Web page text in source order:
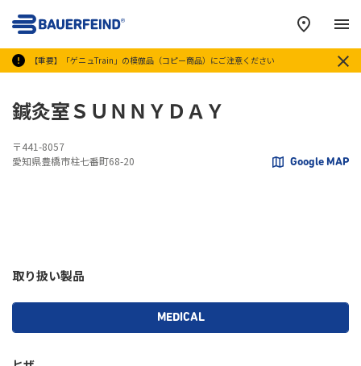
【重要】「ゲニュTrain」の模倣品（コピー商品）にご注意ください
メ
鍼灸室ＳＵＮＮＹＤＡＹ
〒441-8057
愛知県豊橋市柱七番町68-20
Google MAP
取り扱い製品
MEDICAL